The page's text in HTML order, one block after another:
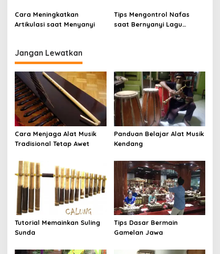
Cara Meningkatkan
Artikulasi saat Menyanyi
Tips Mengontrol Nafas
saat Bernyanyi Lagu
Jangan Lewatkan
Cara Menjaga Alat Musik
Tradisional Tetap Awet
Panduan Belajar Alat Musik
Kendang
Tutorial Memainkan Suling
Sunda
Tips Dasar Bermain
Gamelan Jawa